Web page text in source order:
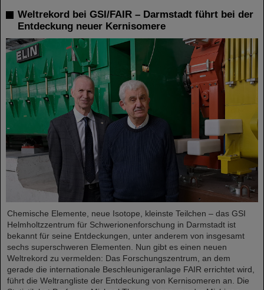
Weltrekord bei GSI/FAIR – Darmstadt führt bei der
Entdeckung neuer Kernisomere
Chemische Elemente, neue Isotope, kleinste Teilchen – das GSI
Helmholtzzentrum für Schwerionenforschung in Darmstadt ist
bekannt für seine Entdeckungen, unter anderem von insgesamt
sechs superschweren Elementen. Nun gibt es einen neuen
Weltrekord zu vermelden: Das Forschungszentrum, an dem
gerade die internationale Beschleunigeranlage FAIR errichtet wird,
führt die Weltrangliste der Entdeckung von Kernisomeren an. Die